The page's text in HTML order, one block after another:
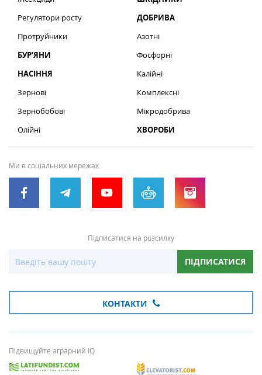
Регулятори росту
Протруйники
БУР’ЯНИ
НАСІННЯ
Зернові
Зернобобові
Олійні
ДОБРИВА
Азотні
Фосфорні
Калійні
Комплексні
Мікродобрива
ХВОРОБИ
Ми в соціальних мережах
Підписатися на розсилку
ПІДПИСАТИСЯ
КОНТАКТИ
Підвищуйте аграрний IQ